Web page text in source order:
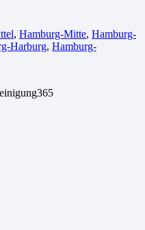
, Hamburg-Mitte, Hamburg-
Harburg, Hamburg-